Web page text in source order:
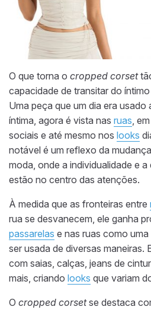
O que torna o cropped corset
capacidade de transitar do
Uma peça que um dia era
íntima, agora é vista nas ruas,
sociais e até mesmo nos looks
notável é um reflexo da
moda, onde a individualidade e
estão no centro das atenções.
À medida que as fronteiras entre
rua se desvanecem, ele ganha
passarelas e nas ruas como
ser usada de diversas maneiras.
com saias, calças, jeans de
mais, criando looks que variam
O cropped corsetse destaca